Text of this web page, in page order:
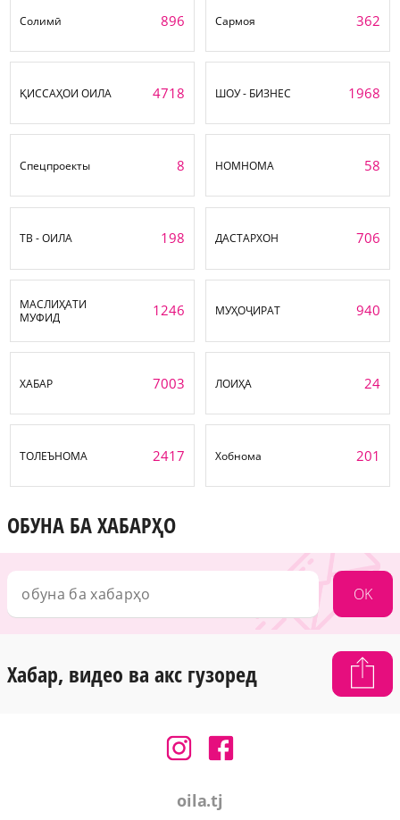
Солимӣ 896 Сармоя 362
ҚИССАҲОИ ОИЛА 4718 ШОУ - БИЗНЕС 1968
Спецпроекты 8 НОМНОМА 58
ТВ - ОИЛА 198 ДАСТАРХОН 706
МАСЛИҲАТИ
МУФИД
1246 МУҲОҶИРАТ 940
ХАБАР 7003 ЛОИҲА 24
ТОЛЕЪНОМА 2417 Хобнома 201
ОБУНА БА ХАБАРҲО
OK
Хабар, видео ва акс гузоред
oila.tj